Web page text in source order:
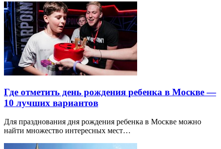
Где отметить день рождения ребенка в Москве —
10 лучших вариантов
Для празднования дня рождения ребенка в Москве можно
найти множество интересных мест…